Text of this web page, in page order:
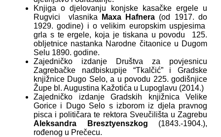
Knjiga o djelovanju konjske kasačke ergele u
Rugvici vlasnika
Maxa Hafnera (od 1917. do
1929. godine) i o velikim europskim uspjesima
grla s te ergele, koja je tiskana u povodu 125.
obljetnice nastanka Narodne čitaonice u Dugom
Selu 1890. godine.
Zajedničko izdanje Društva za povjesnicu
Zagrebačke nadbiskupije “Tkalčić” i Gradske
knjižnice Dugo Selo, a u povodu 225. godišnjice
Župe bl. Augustina Kažotića u Lupoglavu (2014.)
Zajedničko izdanje Gradskih knjižnica Velike
Gorice i Dugo Selo s izborom iz djela pravnog
pisca i političara te rektora Sveučilišta u Zagrebu
Aleksandra Bresztyenszkog (1843.-1904.),
rođenog u Prečecu.